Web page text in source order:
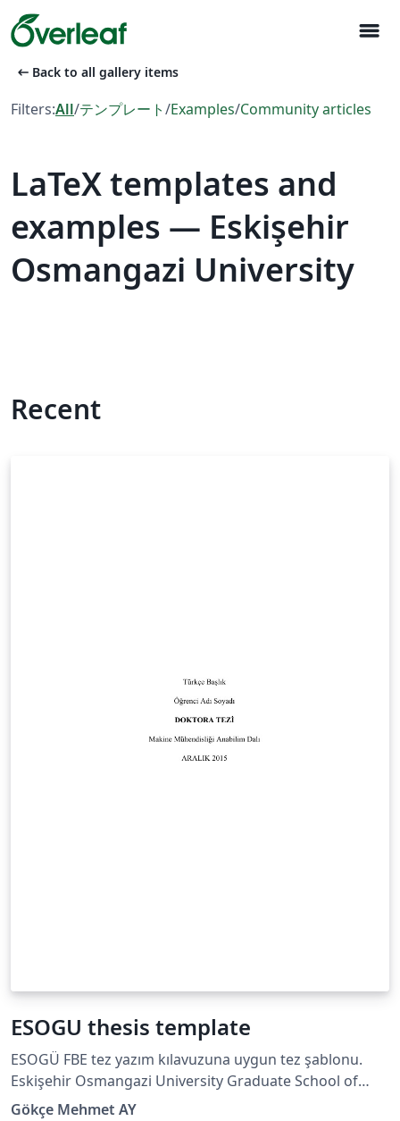
menu
arrow_left_alt Back to all gallery items
Filters:All/テンプレート/Examples/Community articles
LaTeX templates and
examples — Eskişehir
Osmangazi University
Recent
ESOGU thesis template
ESOGÜ FBE tez yazım kılavuzuna uygun tez şablonu.
Eskişehir Osmangazi University Graduate School of
Natural and Applied Sciences thesis template
Gökçe Mehmet AY